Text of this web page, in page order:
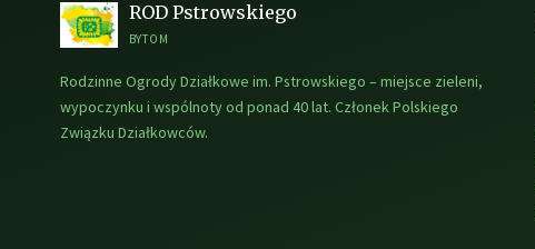
ROD Pstrowskiego
BYTOM
Rodzinne Ogrody Działkowe im. Pstrowskiego – miejsce zieleni,
wypoczynku i wspólnoty od ponad 40 lat. Członek Polskiego
Związku Działkowców.